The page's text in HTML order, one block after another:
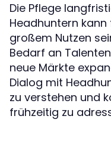
Die Pflege
Headhuntern
großem Nutzen
Bedarf an
neue Märkte
Dialog mit
zu verstehen und
frühzeitig zu